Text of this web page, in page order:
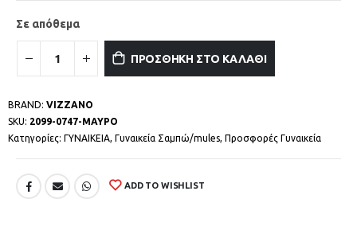
Σε απόθεμα
ΠΡΟΣΘΗΚΗ ΣΤΟ ΚΑΛΑΘΙ
BRAND: VIZZANO
SKU: 2099-0747-ΜΑΥΡΟ
Κατηγορίες: ΓΥΝΑΙΚΕΙΑ, Γυναικεία Σαμπώ/mules, Προσφορές Γυναικεία
ADD TO WISHLIST